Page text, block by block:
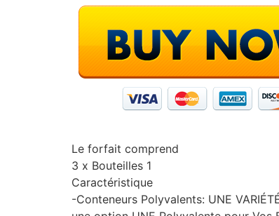
Le forfait comprend
3 x Bouteilles 1
Caractéristique
-Conteneurs Polyvalents: UNE